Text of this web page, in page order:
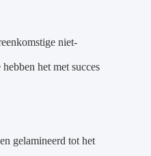
niet-
het met succes
gelamineerd tot het